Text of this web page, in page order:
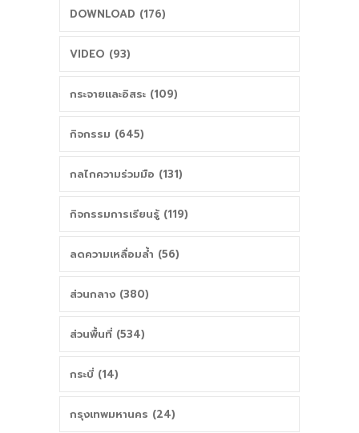
ร่วมกันเพื่อเตรียม
ความพร้อมก่อน
เปิดเทอมใหม่ในปี
DOWNLOAD (176)
VIDEO (93)
กระจายและอิสระ (109)
กิจกรรม (645)
กลไกความร่วมมือ (131)
กิจกรรมการเรียนรู้ (119)
ลดความเหลื่อมล้ำ (56)
ส่วนกลาง (380)
ส่วนพื้นที่ (534)
กระบี่ (14)
กรุงเทพมหานคร (24)